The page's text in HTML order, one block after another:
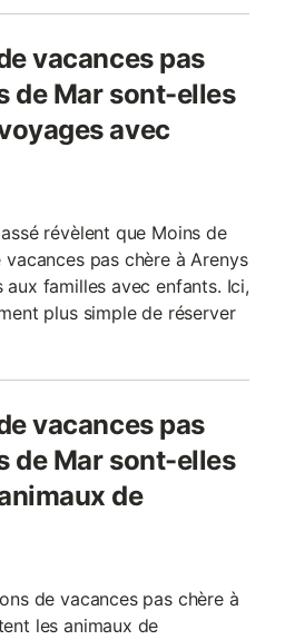
vacances pas
de Mar sont-elles
avec
révèlent que Moins de
pas chère à Arenys
familles avec enfants. Ici,
plus simple de réserver
vacances pas
de Mar sont-elles
de
de vacances pas chère à
les animaux de